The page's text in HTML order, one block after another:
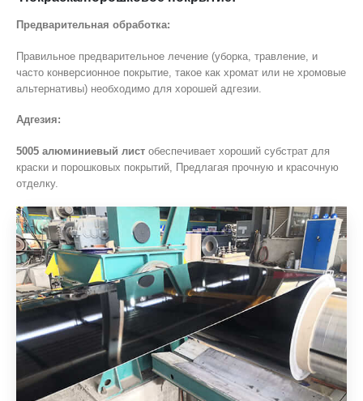
Предварительная обработка:
Правильное предварительное лечение (уборка, травление, и
часто конверсионное покрытие, такое как хромат или не хромовые
альтернативы) необходимо для хорошей адгезии.
Адгезия:
5005 алюминиевый лист обеспечивает хороший субстрат для
краски и порошковых покрытий, Предлагая прочную и красочную
отделку.